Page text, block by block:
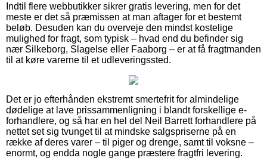
Indtil flere webbutikker sikrer gratis levering, men for det
meste er det så præmissen at man aftager for et bestemt
beløb. Desuden kan du overveje den mindst kostelige
mulighed for fragt, som typisk – hvad end du befinder sig
nær Silkeborg, Slagelse eller Faaborg – er at få fragtmanden
til at køre varerne til et udleveringssted.
Det er jo efterhånden ekstremt smertefrit for almindelige
dødelige at lave prissammenligning i blandt forskellige e-
forhandlere, og så har en hel del Neil Barrett forhandlere på
nettet set sig tvunget til at mindske salgspriserne på en
række af deres varer – til piger og drenge, samt til voksne –
enormt, og endda nogle gange præstere fragtfri levering.